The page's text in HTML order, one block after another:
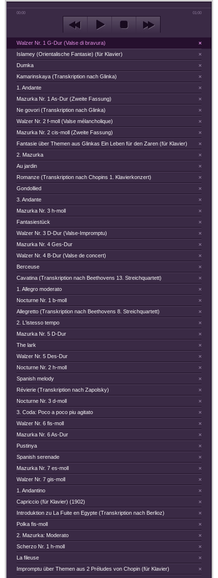
00:00 01:00
×
Walzer Nr. 1 G-Dur (Valse di bravura)
×
Islamey (Orientalische Fantasie) (für Klavier)
×
Dumka
×
Kamarinskaya (Transkription nach Glinka)
×
1. Andante
×
Mazurka Nr. 1 As-Dur (Zweite Fassung)
×
Ne govori (Transkription nach Glinka)
×
Walzer Nr. 2 f-moll (Valse mélancholique)
×
Mazurka Nr. 2 cis-moll (Zweite Fassung)
×
Fantasie über Themen aus Glinkas Ein Leben für den Zaren (für Klavier)
×
2. Mazurka
×
Au jardin
×
Romanze (Transkription nach Chopins 1. Klavierkonzert)
×
Gondollied
×
3. Andante
×
Mazurka Nr. 3 h-moll
×
Fantasiestück
×
Walzer Nr. 3 D-Dur (Valse-Impromptu)
×
Mazurka Nr. 4 Ges-Dur
×
Walzer Nr. 4 B-Dur (Valse de concert)
×
Berceuse
×
Cavatina (Transkription nach Beethovens 13. Streichquartett)
×
1. Allegro moderato
×
Nocturne Nr. 1 b-moll
×
Allegretto (Transkription nach Beethovens 8. Streichquartett)
×
2. L'istesso tempo
×
Mazurka Nr. 5 D-Dur
×
The lark
×
Walzer Nr. 5 Des-Dur
×
Nocturne Nr. 2 h-moll
×
Spanish melody
×
Révierie (Transkription nach Zapolsky)
×
Nocturne Nr. 3 d-moll
×
3. Coda: Poco a poco piu agitato
×
Walzer Nr. 6 fis-moll
×
Mazurka Nr. 6 As-Dur
×
Pustinya
×
Spanish serenade
×
Mazurka Nr. 7 es-moll
×
Walzer Nr. 7 gis-moll
×
1. Andantino
×
Capriccio (für Klavier) (1902)
×
Introduktion zu La Fuite en Egypte (Transkription nach Berlioz)
×
Polka fis-moll
×
2. Mazurka: Moderato
×
Scherzo Nr. 1 h-moll
×
La fileuse
×
Impromptu über Themen aus 2 Préludes von Chopin (für Klavier)